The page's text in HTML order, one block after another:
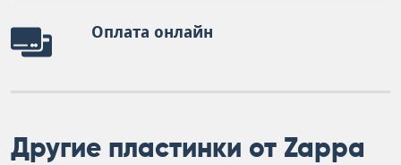
Оплата онлайн
Другие пластинки от Zappa